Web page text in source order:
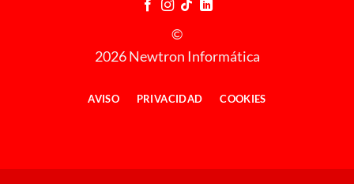
©
2026 Newtron Informática
AVISO PRIVACIDAD COOKIES